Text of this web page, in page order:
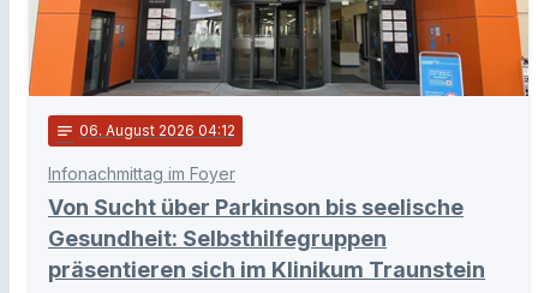
notes 06. August 2026 04:12
Infonachmittag im Foyer
Von Sucht über Parkinson bis seelische
Gesundheit: Selbsthilfegruppen
präsentieren sich im Klinikum Traunstein